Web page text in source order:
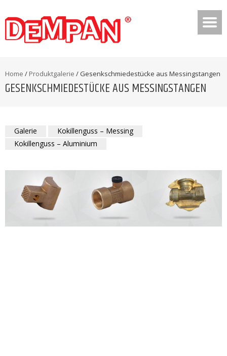
Home / Produktgalerie / Gesenkschmiedestücke aus Messingstangen
GESENKSCHMIEDESTÜCKE AUS MESSINGSTANGEN
Galerie
Kokillenguss – Messing
Kokillenguss – Aluminium